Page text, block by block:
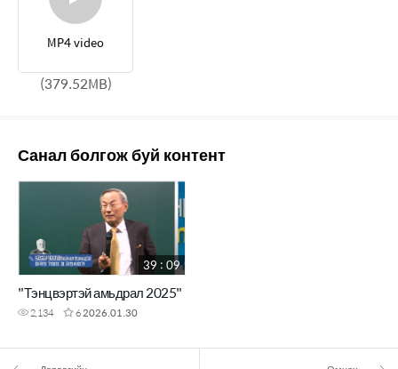
MP4 video
(379.52MB)
Санал болгож буй контент
"Тэнцвэртэй амьдрал 2025"
2,134 62026.01.30
39 : 09